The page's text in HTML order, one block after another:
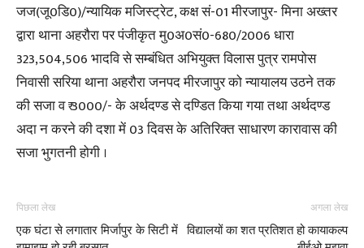
जज(जू0डि0)/न्यायिक मजिस्ट्रेट, कक्ष सं-01 मीरजापुर- मिना अख्तर
द्वारा थाना अहरौरा पर पंजीकृत मु0अ0सं0-680/2006 धारा
323,504,506 भादवि से सम्बंधित अभियुक्त विलास पुत्र रामपोस
निवासी सरिया थाना अहरौरा जनपद मीरजापुर को न्यायालय उठने तक
की सजा व ₹ 3000/- के अर्थदण्ड से दण्डित किया गया तथा अर्थदण्ड
अदा न करने की दशा में 03 दिवस के अतिरिक्त साधारण कारावास की
सजा भुगतनी होगी ।
पिछला लेख
एक घंटा से लगातार मिर्जापुर के सिटी में
अगला लेख
विद्यालयों का शत प्रतिशत हो कायाकल्प